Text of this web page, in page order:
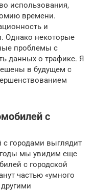
использования,
времени.
и
Однако некоторые
проблемы с
данных о трафике. Я
в будущем с
с
с городами выглядит
мы увидим еще
с городской
частью «умного